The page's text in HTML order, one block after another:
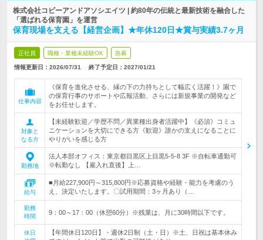
株式会社コビーアンドアソシエイツ | 約80年の伝統と最新技術を融合した
「選ばれる保育園」を運営
保育現場を支える【経営企画】★年休120日★賞与実績3.7ヶ月
正社員 職種・業種未経験OK 急募
情報更新日：2026/07/31 終了予定日： 2027/01/21
仕事内容
《保育を進化させる、縁の下の力持ちとして幅広く活躍！》園で
の保育行事のサポートや広報活動、さらには新規事業の開発など
をお任せします。
対象と
なる方
【未経験歓迎／学歴不問／異業種出身者活躍中】《必須》コミュ
ニケーションを大切にできる方《歓迎》誰かの支えになることに
やりがいを感じる方
勤務地
法人本部オフィス：東京都目黒区上目黒5-5-8 3F ※自転車通勤可
※転勤なし 【雇入れ直後】上…
給与
■月給227,900円～315,800円※応募資格や経験・能力を考慮のう
え、決定いたします。〇試用期間：3ヶ月あり（…
勤務
時間
9：00～17：00（休憩60分）※残業は、月に30時間以下です。
休日
【年間休日120日】・週休2日制（土・日）※土、日祝は基本休み